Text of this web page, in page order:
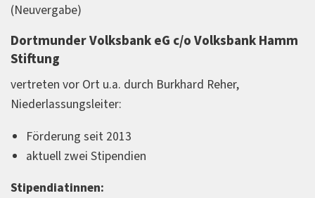
(Neuvergabe)
Dortmunder Volksbank eG c/o Volksbank Hamm
Stiftung
vertreten vor Ort u.a. durch Burkhard Reher,
Niederlassungsleiter:
Förderung seit 2013
aktuell zwei Stipendien
Stipendiatinnen: